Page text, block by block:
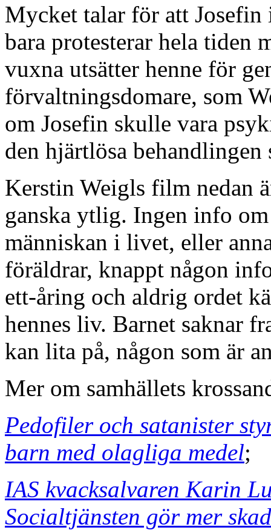
Mycket talar för att
bara protesterar hela tiden
vuxna utsätter henne för
förvaltningsdomare, som
om Josefin skulle vara
den hjärtlösa
Kerstin Weigls film nedan
ganska ytlig. Ingen info
människan i livet, eller
föräldrar, knappt någon
ett-åring och aldrig ordet
hennes liv. Barnet saknar
kan lita på, någon som är
Mer om samhällets
Pedofiler och satanister
barn med olagliga medel;
IAS kvacksalvaren Karin
Socialtjänsten gör mer